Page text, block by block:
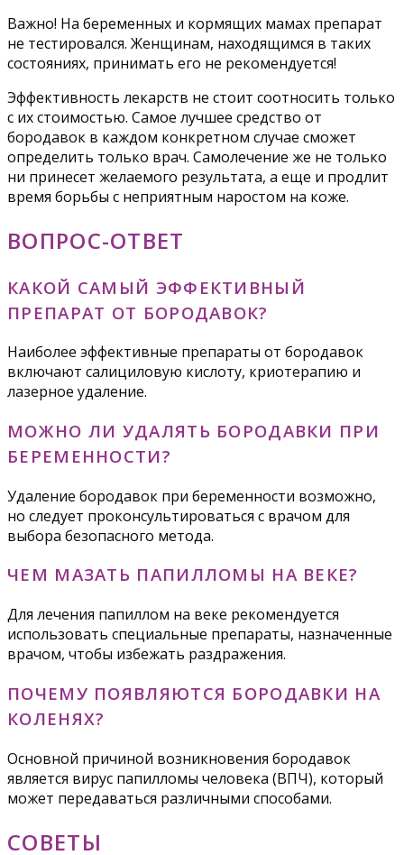
Важно! На беременных и кормящих мамах препарат
не тестировался. Женщинам, находящимся в таких
состояниях, принимать его не рекомендуется!
Эффективность лекарств не стоит соотносить только
с их стоимостью. Самое лучшее средство от
бородавок в каждом конкретном случае сможет
определить только врач. Самолечение же не только
ни принесет желаемого результата, а еще и продлит
время борьбы с неприятным наростом на коже.
ВОПРОС-ОТВЕТ
КАКОЙ САМЫЙ ЭФФЕКТИВНЫЙ
ПРЕПАРАТ ОТ БОРОДАВОК?
Наиболее эффективные препараты от бородавок
включают салициловую кислоту, криотерапию и
лазерное удаление.
МОЖНО ЛИ УДАЛЯТЬ БОРОДАВКИ ПРИ
БЕРЕМЕННОСТИ?
Удаление бородавок при беременности возможно,
но следует проконсультироваться с врачом для
выбора безопасного метода.
ЧЕМ МАЗАТЬ ПАПИЛЛОМЫ НА ВЕКЕ?
Для лечения папиллом на веке рекомендуется
использовать специальные препараты, назначенные
врачом, чтобы избежать раздражения.
ПОЧЕМУ ПОЯВЛЯЮТСЯ БОРОДАВКИ НА
КОЛЕНЯХ?
Основной причиной возникновения бородавок
является вирус папилломы человека (ВПЧ), который
может передаваться различными способами.
СОВЕТЫ